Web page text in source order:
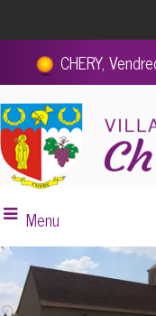
CHERY,
Menu